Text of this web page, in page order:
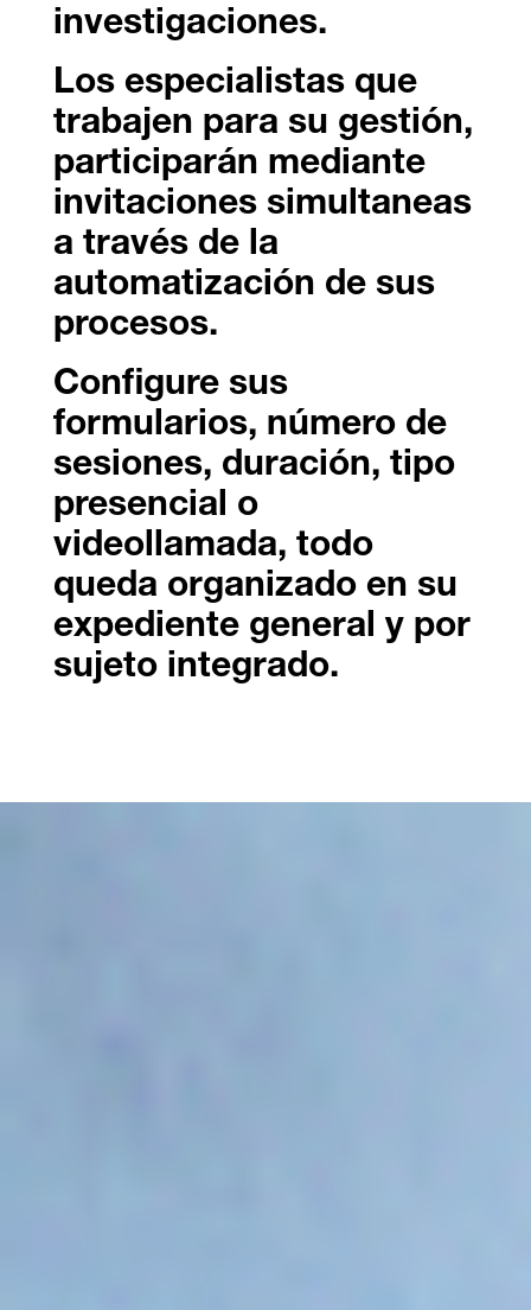
investigaciones.
Los especialistas que
trabajen para su gestión,
participarán mediante
invitaciones simultaneas
a través de la
automatización de sus
procesos.
Configure sus
formularios, número de
sesiones, duración, tipo
presencial o
videollamada, todo
queda organizado en su
expediente general y por
sujeto integrado.